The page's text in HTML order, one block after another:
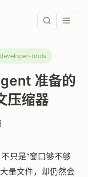
developer-tools
准备的
压缩器
只是“窗口够不够
量文件，却仍然会